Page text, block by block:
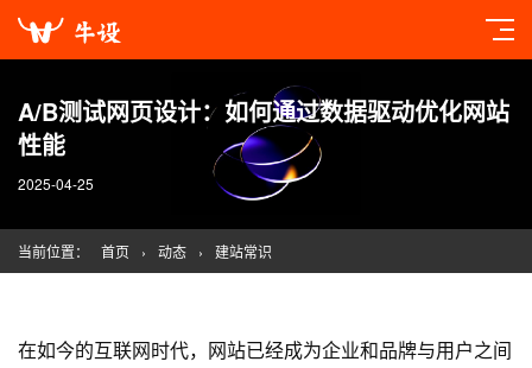
A/B测试网页设计：如何通过数据驱动优化网站
性能
2025-04-25
当前位置： 首页 › 动态 › 建站常识
在如今的互联网时代，网站已经成为企业和品牌与用户之间